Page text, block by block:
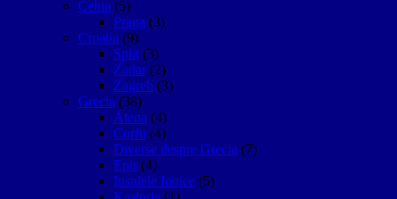
Cehia (5)
Praga (3)
Croatia (9)
Split (3)
Zadar (2)
Zagreb (3)
Grecia (38)
Atena (4)
Corfu (4)
Diverse despre Grecia (7)
Epir (4)
Insulele Ionice (5)